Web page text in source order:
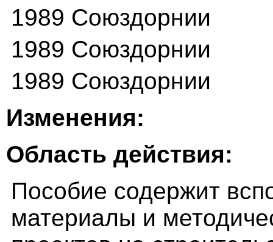
1989 Союздорнии
1989 Союздорнии
1989 Союздорнии
Изменения:
Область действия:
Пособие содержит
материалы и